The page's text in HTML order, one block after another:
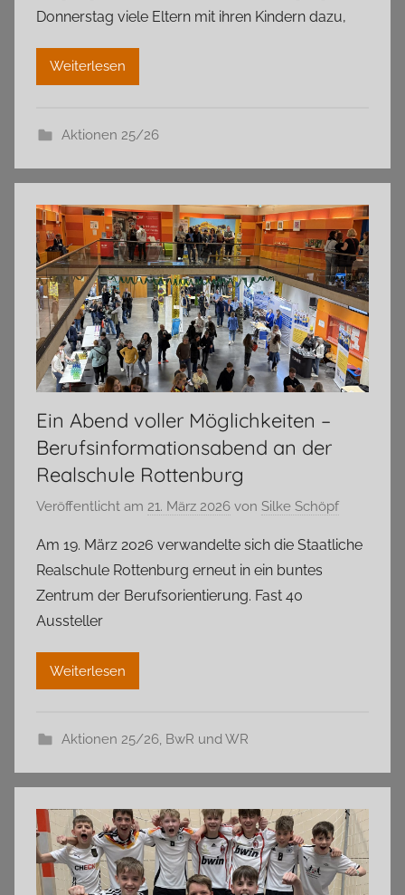
Donnerstag viele Eltern mit ihren Kindern dazu,
Weiterlesen
Aktionen 25/26
Ein Abend voller Möglichkeiten –
Berufsinformationsabend an der
Realschule Rottenburg
Veröffentlicht am 21. März 2026 von Silke Schöpf
Am 19. März 2026 verwandelte sich die Staatliche
Realschule Rottenburg erneut in ein buntes
Zentrum der Berufsorientierung. Fast 40
Aussteller
Weiterlesen
Aktionen 25/26, BwR und WR